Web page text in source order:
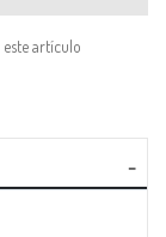
artículo